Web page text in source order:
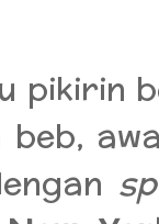
pikirin
beb,